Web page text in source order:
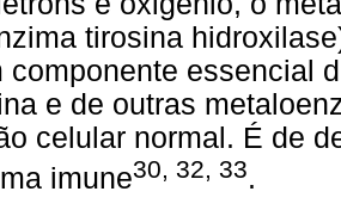
tirosina
componente essencial
e de outras
celular normal. É de
imune30, 32, 33.